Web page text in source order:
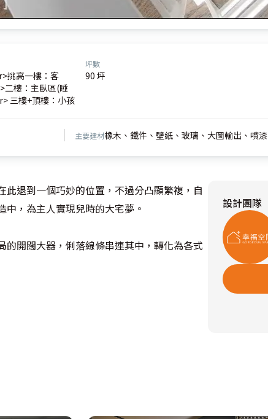
挑高一樓：客
二樓：主臥區(睡
三樓+頂樓：小孩
坪數
90 坪
主要建材橡木、鐵件、壁紙、玻璃、大圖輸出、噴漆
退到一個巧妙的位置，不過分凸顯繁複，自
，為主人實現兒時的大宅夢。
開闊大器，俐落線條串連其中，轉化為各式
歇息；角落留白，則是為了營造悠美意境。
間的連結與穿透，營造室內不同角度延伸的
設計團隊